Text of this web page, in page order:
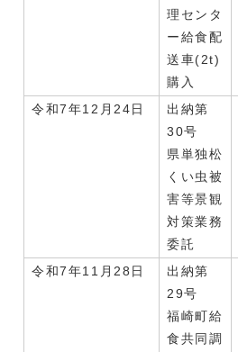
理センタ
ー給食配
送車(2t)
購入
令和7年12月24日
出納第
30号
県単独松
くい虫被
害等景観
対策業務
委託
令和7年11月28日
出納第
29号
福崎町給
食共同調